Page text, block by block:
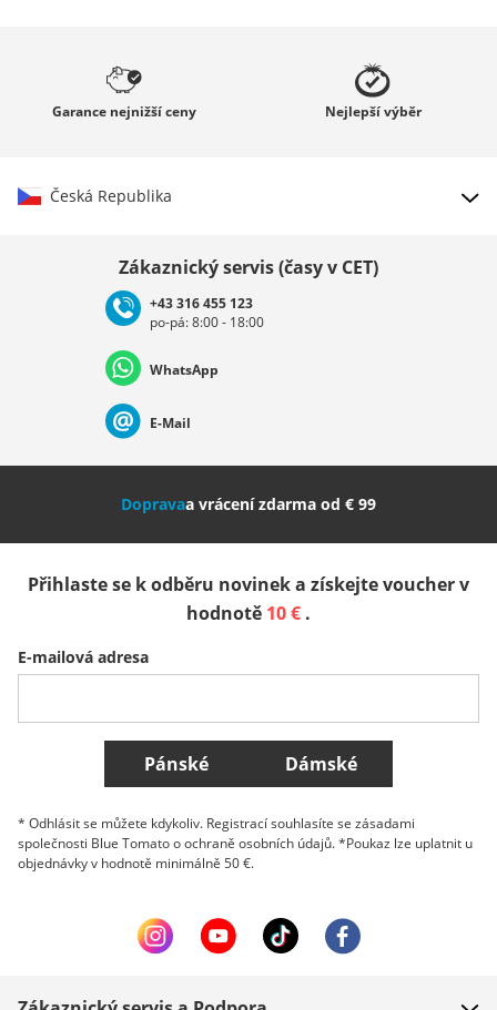
Garance nejnižší ceny Nejlepšívýběr
Česká Republika
Deutschland Österreich
Nederland Italia (Italiano) Italien (Deutsch)
Slovenija
Belgique (Français) Danmark Norge
Všechny země
Zákaznický servis (časy v CET)
+43 316 455 123
po-pá: 8:00 - 18:00
WhatsApp
E-Mail
Dopravaa vrácení zdarma od € 99
Přihlaste se k odběru novinek a získejte voucher v
hodnotě 10 € .
E-mailová adresa
Pánské Dámské
* Odhlásit se můžete kdykoliv. Registrací souhlasíte se zásadami
společnosti Blue Tomato o ochraně osobních údajů. *Poukaz lze uplatnit u
objednávky v hodnotě minimálně 50 €.